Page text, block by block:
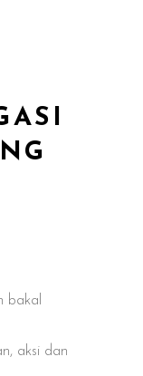
aksi dan